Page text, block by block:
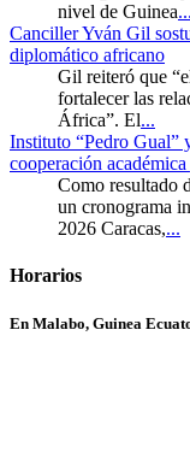
nivel de Guinea...
Canciller Yván Gil
diplomático africano
Gil reiteró que
fortalecer las
África”. El...
Instituto “Pedro Gual”
cooperación
Como resultado
un cronograma
2026 Caracas,...
Horarios
En Malabo, Guinea